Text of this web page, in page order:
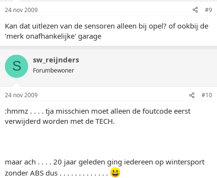
24 nov 2009 #9
Kan dat uitlezen van de sensoren alleen bij opel? of ookbij de
'merk onafhankelijke' garage
S sw_reijnders
Forumbewoner
24 nov 2009 #10
:hmmz . . . . tja misschien moet alleen de foutcode eerst
verwijderd worden met de TECH.
maar ach . . . . 20 jaar geleden ging iedereen op wintersport
zonder ABS dus . . . . . . . . . . . . .